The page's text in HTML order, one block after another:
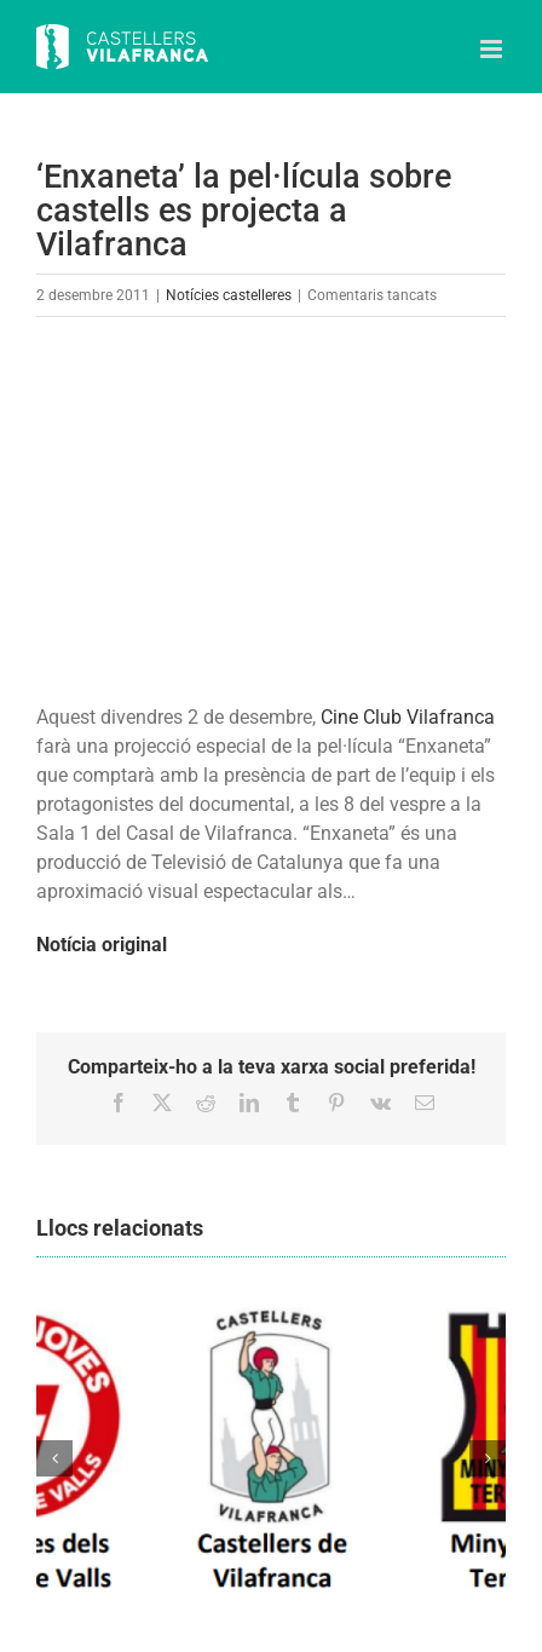
content
‘Enxaneta’ la pel·lícula sobre
castells es projecta a
Vilafranca
2 desembre 2011 Notícies castelleres Comentaris tancatsa
Aquest divendres 2 de desembre, Cine Club Vilafranca
farà una projecció especial de la pel·lícula “Enxaneta”
que comptarà amb la presència de part de l’equip i els
protagonistes del documental, a les 8 del vespre a la
Sala 1 del Casal de Vilafranca. “Enxaneta” és una
producció de Televisió de Catalunya que fa una
aproximació visual espectacular als…
Notícia original
Comparteix-ho a la teva xarxa social preferida!
Facebook RedditLinkedInTumblr Pinterest
Vk Email:
Llocs relacionats
Els Castellers de Vilafranca unieixen tradició i
patrimoni en un viatge de colla a la Vall
d’Aran i a la Vall de Boí